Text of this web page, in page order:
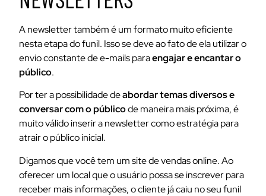
A newsletter também é um formato muito eficiente
nesta etapa do funil. Isso se deve ao fato de ela utilizar o
envio constante de e-mails paraengajar e encantar o
público.
Por ter a possibilidade deabordar temas diversos e
conversar com o públicode maneira mais próxima, é
muito válido inserir a newsletter como estratégia para
atrair o público inicial.
Digamos que você tem um site de vendas online. Ao
oferecer um local que o usuário possa se inscrever para
receber mais informações, o cliente já caiu no seu funil